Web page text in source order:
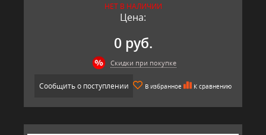
НЕТ В НАЛИЧИИ
Цена:
0 руб.
Скидки при покупке
Сообщить о поступлении В избранное К сравнению